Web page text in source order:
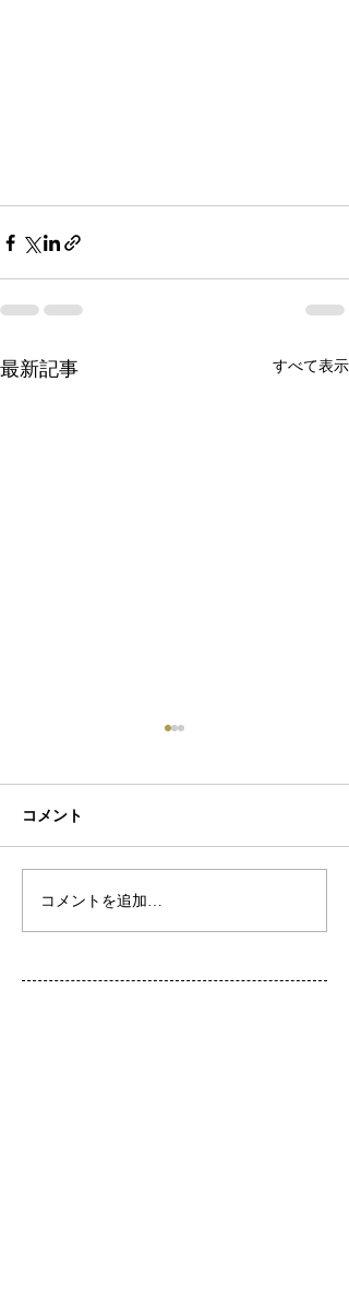
最新記事 すべて表示
初ネイル
コメント
コメントを追加…